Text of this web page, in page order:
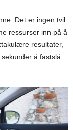
Det er ingen tvil
ressurser inn på å
resultater,
å fastslå